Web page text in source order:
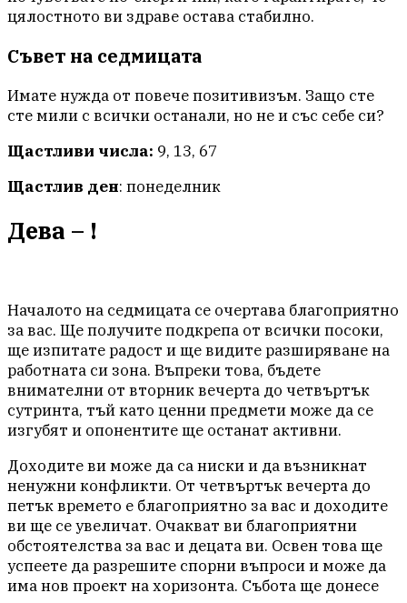
цялостното ви здраве остава стабилно.
Съвет на седмицата
Имате нужда от повече позитивизъм. Защо сте
сте мили с всички останали, но не и със себе си?
Щастливи числа: 9, 13, 67
Щастлив ден: понеделник
Дева – !
Началото на седмицата се очертава благоприятно
за вас. Ще получите подкрепа от всички посоки,
ще изпитате радост и ще видите разширяване на
работната си зона. Въпреки това, бъдете
внимателни от вторник вечерта до четвъртък
сутринта, тъй като ценни предмети може да се
изгубят и опонентите ще останат активни.
Доходите ви може да са ниски и да възникнат
ненужни конфликти. От четвъртък вечерта до
петък времето е благоприятно за вас и доходите
ви ще се увеличат. Очакват ви благоприятни
обстоятелства за вас и децата ви. Освен това ще
успеете да разрешите спорни въпроси и може да
има нов проект на хоризонта. Събота ще донесе